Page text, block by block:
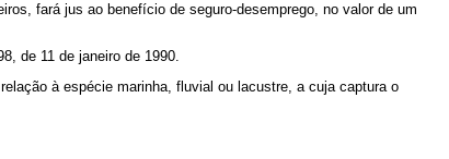
fará jus ao benefício de seguro-desemprego, no valor de um
de 11 de janeiro de 1990.
à espécie marinha, fluvial ou lacustre, a cuja captura o